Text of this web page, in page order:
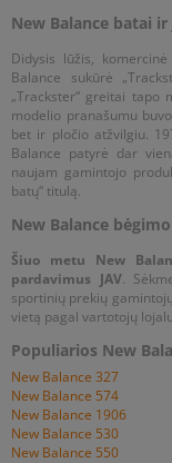
New Balance batai
Didysis lūžis,
Balance sukūrė
„Trackster“ greitai tapo
modelio pranašumu
bet ir pločio atžvilgiu.
Balance patyrė dar
naujam gamintojo
batų“ titulą.
New Balance
Šiuo metu New
pardavimus JAV.
sportinių prekių
vietą pagal vartotojų
Populiarios New
New Balance 327
New Balance 574
New Balance 1906
New Balance 530
New Balance 550